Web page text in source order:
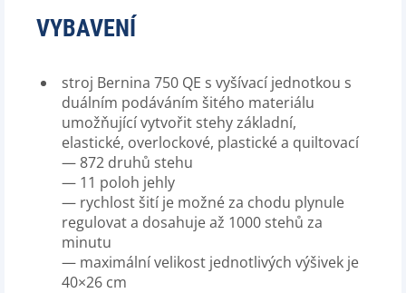
VYBAVENÍ
stroj Bernina 750 QE s vyšívací jednotkou s
duálním podáváním šitého materiálu
umožňující vytvořit stehy základní,
elastické, overlockové, plastické a quiltovací
— 872 druhů stehu
— 11 poloh jehly
— rychlost šití je možné za chodu plynule
regulovat a dosahuje až 1000 stehů za
minutu
— maximální velikost jednotlivých výšivek je
40×26 cm